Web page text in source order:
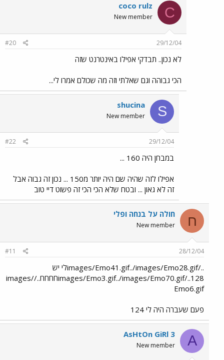
C
coco rulz
New member
29/12/04
#20
לא נכון.. תבדקי אפילו באינטרנט שזה
הכי גבוהה וגם שאלתי וזה מה שכולם אמרו לי...
S
shucina
New member
29/12/04
#22
במבחן היה 160 ...
אפילו לזה שהיה שם היה יותר מ150 ... נכון זה גבוה אבל
זה לא גאון ... ובטח שלא הכי הכי זה פשוט דיי טוב
ח חולה על בנחה ופלי
New member
28/12/04
#11
../images/Emo41.gif../images/Emo28.gifלי יש
128../images/Emo3.gif../images/Emo70.gifחחחח../images/
Emo6.gif
פעם שעברה היה לי 124
A
AsHtOn GiRl 3
New member